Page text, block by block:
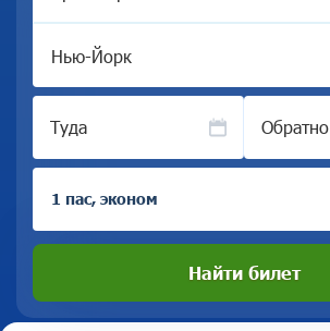
Туда Обратно
1 пас, эконом
Найти билет